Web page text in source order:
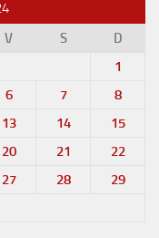
V S
D
1
6 7
8
13 14
15
20 21
22
27 28
29